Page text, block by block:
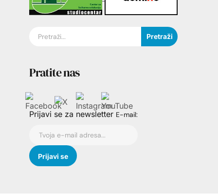
Pretraži
Pratite nas
Prijavi se za newsletter E-mail: